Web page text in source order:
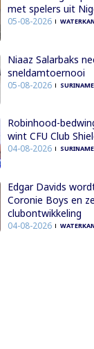
met spelers uit
05-08-2026
Niaaz Salarbaks
sneldamtoernooi
05-08-2026
Robinhood-
wint CFU Club
04-08-2026
Edgar Davids
Coronie Boys en
clubontwikkeling
04-08-2026